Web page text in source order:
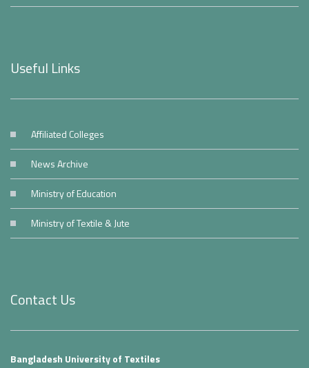
Useful Links
Affiliated Colleges
News Archive
Ministry of Education
Ministry of Textile & Jute
Contact Us
Bangladesh University of Textiles